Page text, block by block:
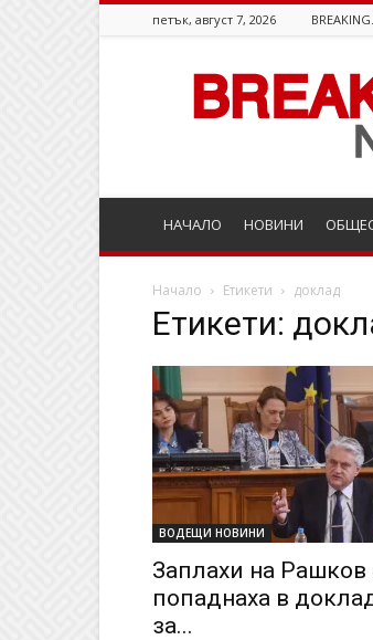
петък, август 7, 2026
НАЧАЛО НОВИНИ
Начало Етикети доклад
Етикети:
ВОДЕЩИ НОВИНИ
Заплахи на
попаднаха в
за...